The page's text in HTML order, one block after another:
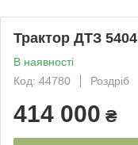
Трактор ДТЗ 5404
В наявності
Код: 44780
Роздріб
414 000 ₴